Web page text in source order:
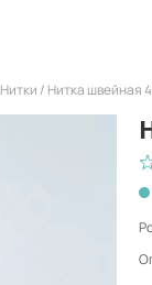
Нитки Нитка швейная